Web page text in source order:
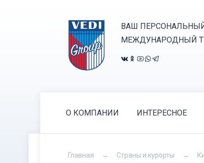
ВАШ
МЕЖДУНАРОДНЫЙ
О КОМПАНИИ ИНТЕРЕСНОЕ
Главная Страны и курорты